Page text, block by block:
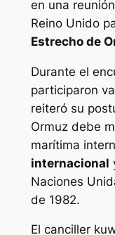
en una
Reino Unido
Estrecho de
Durante el
participaron
reiteró su
Ormuz debe
marítima
internacional
Naciones
de 1982.
El canciller